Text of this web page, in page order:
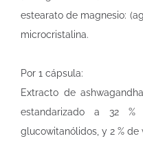
estearato de magnesio:
microcristalina.
Por 1 cápsula:
Extracto de
estandarizado a 32
glucowitanólidos, y 2 % de